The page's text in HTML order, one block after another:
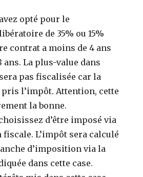
opté pour le
de 35% ou 15%
contrat a moins de 4 ans
ans. La plus-value dans
pas fiscalisée car la
pris l’impôt. Attention, cette
la bonne.
d’être imposé via
L’impôt sera calculé
d’imposition via la
dans cette case.